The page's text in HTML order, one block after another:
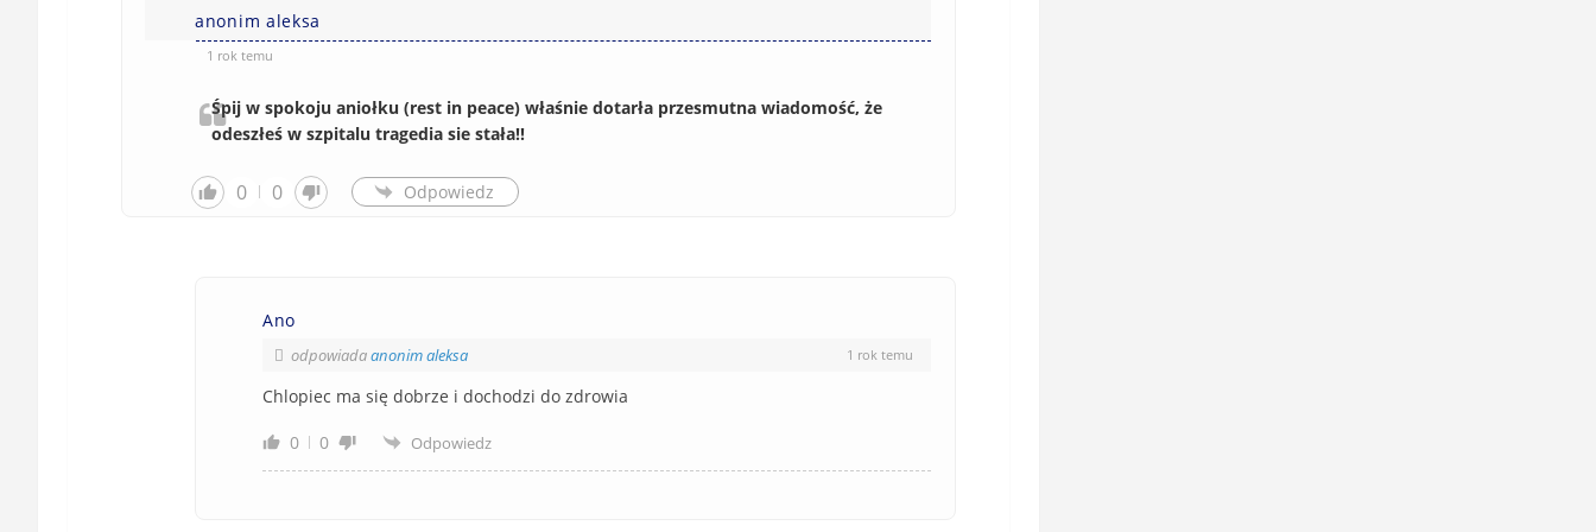
s
*
o
e
anonim aleksa
1 rok temu
Śpij w spokoju aniołku (rest in peace) właśnie dotarła przesmutna wiadomość, że
odeszłeś w szpitalu tragedia sie stała!!
0 0 Odpowiedz
Ano
odpowiadaanonim aleksa 1 rok temu
Chlopiec ma się dobrze i dochodzi do zdrowia
0 0 Odpowiedz